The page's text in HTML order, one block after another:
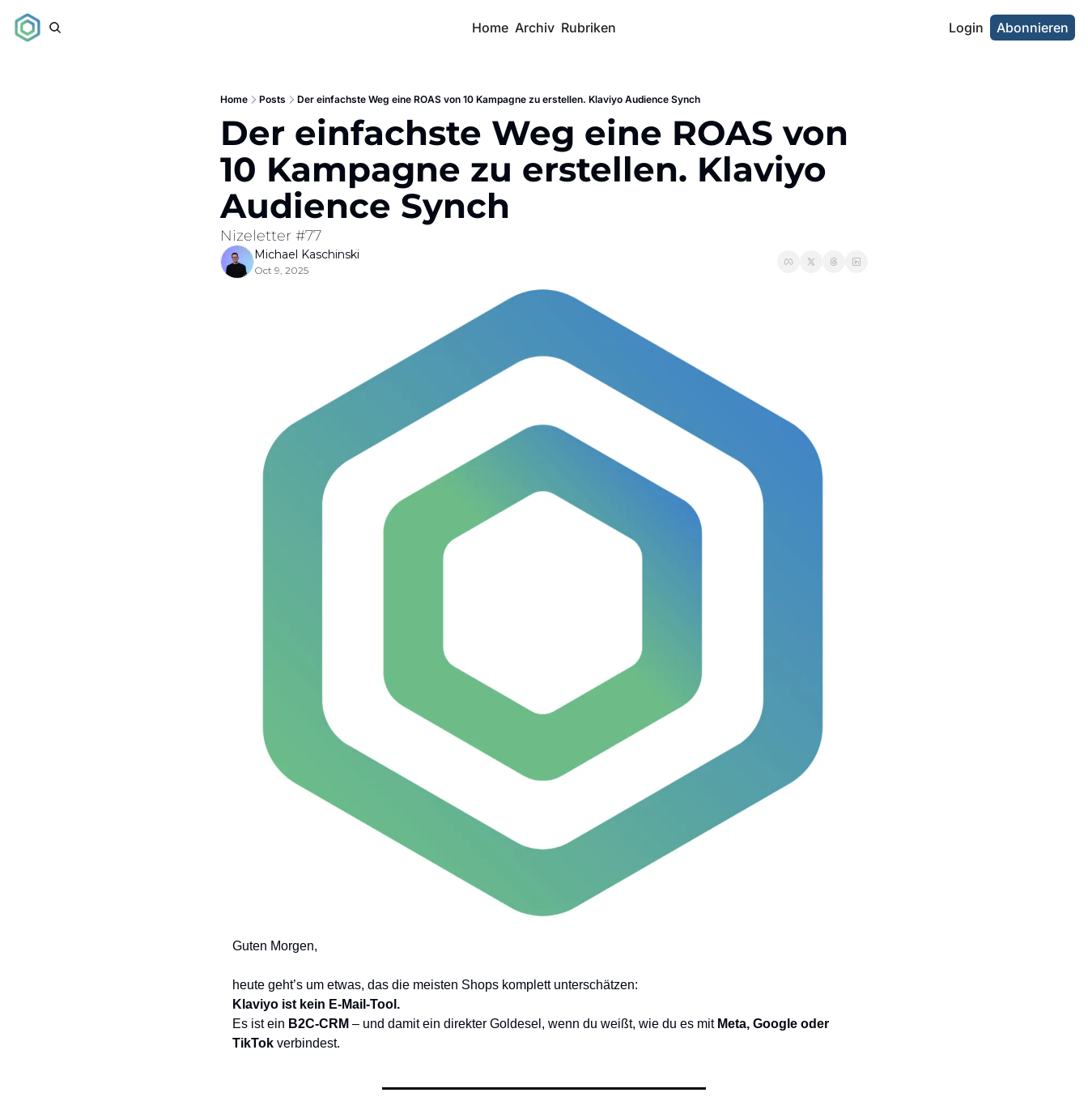
Home Archiv Rubriken Login Abonnieren
Home Posts Der einfachste Weg eine ROAS von 10 Kampagne zu erstellen. Klaviyo Audience Synch
Der einfachste Weg eine ROAS von
10 Kampagne zu erstellen. Klaviyo
Audience Synch
Nizeletter #77
Michael Kaschinski
Oct 9, 2025
Guten Morgen,
heute geht’s um etwas, das die meisten Shops komplett unterschätzen:
Klaviyo ist kein E-Mail-Tool.
Es ist ein B2C-CRM – und damit ein direkter Goldesel, wenn du weißt, wie du es mit Meta, Google oder
TikTok verbindest.